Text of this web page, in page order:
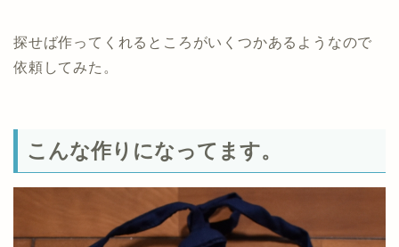
探せば作ってくれるところがいくつかあるようなので
依頼してみた。
こんな作りになってます。